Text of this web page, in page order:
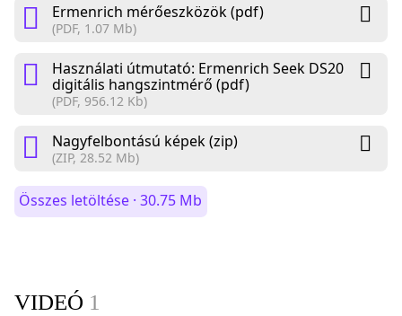
Ermenrich mérőeszközök (pdf)
(PDF, 1.07 Mb)
Használati útmutató: Ermenrich Seek DS20
digitális hangszintmérő (pdf)
(PDF, 956.12 Kb)
Nagyfelbontású képek (zip)
(ZIP, 28.52 Mb)
Összes letöltése · 30.75 Mb
VIDEÓ 1